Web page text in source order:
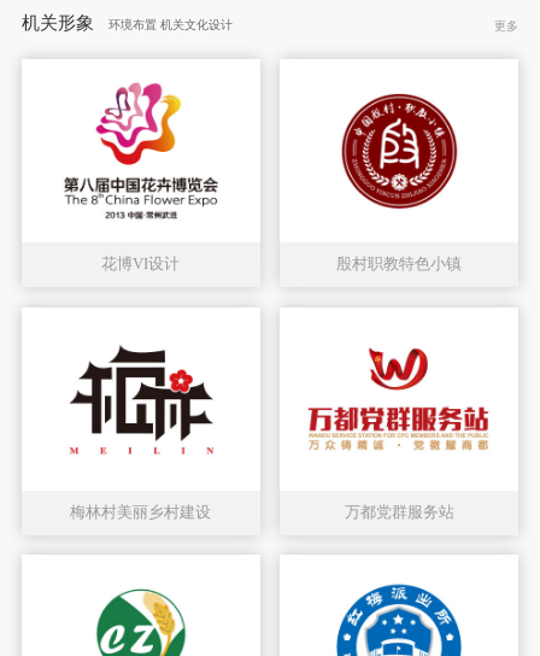
机关形象 环境布置 机关文化设计 更多
花博VI设计 殷村职教特色小镇
梅林村美丽乡村建设 万都党群服务站